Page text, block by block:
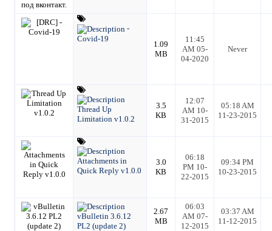
-
Covid-19
1.09
MB
11:45
AM 05-
04-2020
Never
Thread Up
Limitation v1.0.2
3.5
KB
12:07
AM 10-
31-2015
05:18 AM
11-23-2015
Attachments in
Quick Reply v1.0.0
3.0
KB
06:18
PM 10-
22-2015
09:34 PM
10-23-2015
vBulletin 3.6.12
PL2 (update 2)
2.67
MB
06:03
AM 07-
12-2015
03:37 AM
11-12-2015